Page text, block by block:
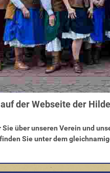
der Webseite der
über unseren Verein und
finden Sie unter dem